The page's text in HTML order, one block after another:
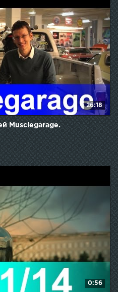
26:18
Musclegarage.
0:56